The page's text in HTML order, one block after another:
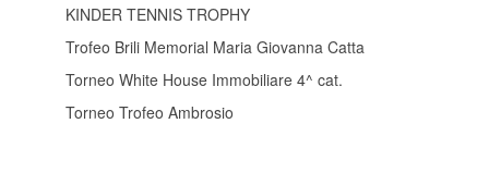
KINDER TENNIS TROPHY
Trofeo Brili Memorial Maria Giovanna Catta
Torneo White House Immobiliare 4^ cat.
Torneo Trofeo Ambrosio